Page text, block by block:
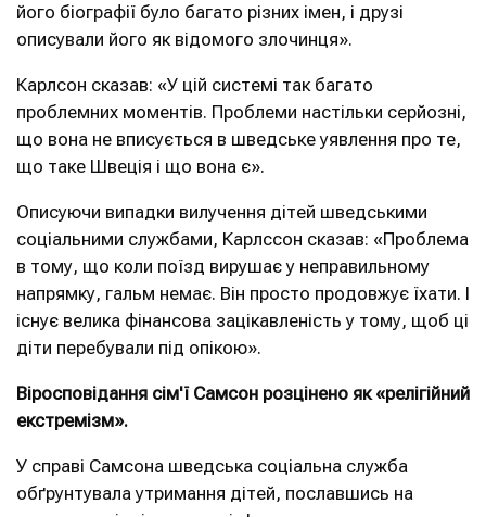
його біографії було багато різних імен, і друзі
описували його як відомого злочинця».
Карлсон сказав: «У цій системі так багато
проблемних моментів. Проблеми настільки серйозні,
що вона не вписується в шведське уявлення про те,
що таке Швеція і що вона є».
Описуючи випадки вилучення дітей шведськими
соціальними службами, Карлссон сказав: «Проблема
в тому, що коли поїзд вирушає у неправильному
напрямку, гальм немає. Він просто продовжує їхати. І
існує велика фінансова зацікавленість у тому, щоб ці
діти перебували під опікою».
Віросповідання сім'ї Самсон розцінено як «релігійний
екстремізм».
У справі Самсона шведська соціальна служба
обґрунтувала утримання дітей, пославшись на